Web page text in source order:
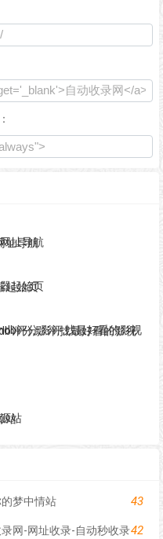
址导航
起始页
评分,影评,找最好看的影视
站
梦中情站 43
网-网址收录-自动秒收录42